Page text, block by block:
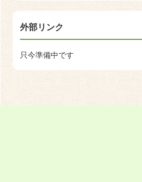
外部リンク
只今準備中です